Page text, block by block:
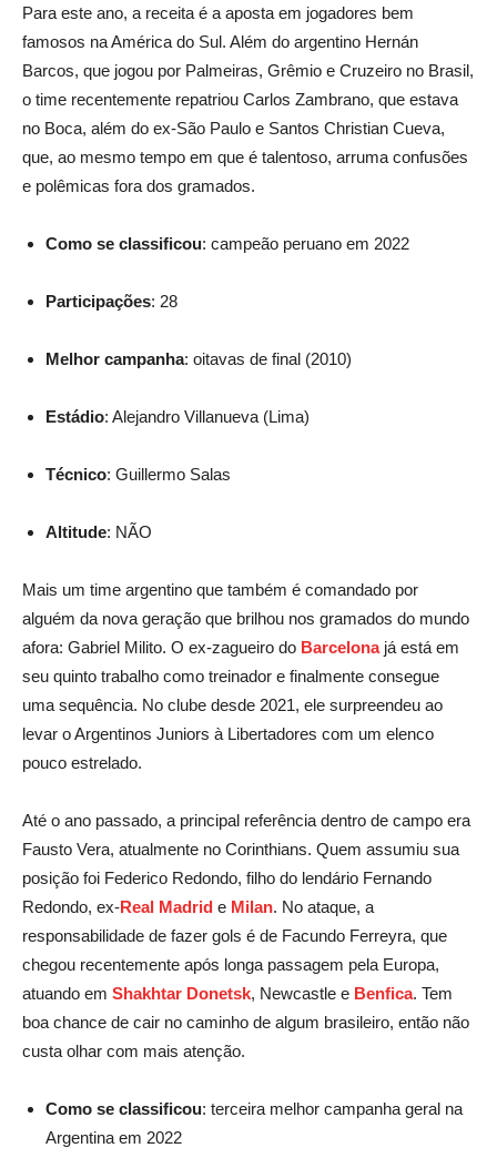
Para este ano, a receita é a aposta em jogadores bem
famosos na América do Sul. Além do argentino Hernán
Barcos, que jogou por Palmeiras, Grêmio e Cruzeiro no Brasil,
o time recentemente repatriou Carlos Zambrano, que estava
no Boca, além do ex-São Paulo e Santos Christian Cueva,
que, ao mesmo tempo em que é talentoso, arruma confusões
e polêmicas fora dos gramados.
Como se classificou: campeão peruano em 2022
Participações: 28
Melhor campanha: oitavas de final (2010)
Estádio: Alejandro Villanueva (Lima)
Técnico: Guillermo Salas
Altitude: NÃO
Mais um time argentino que também é comandado por
alguém da nova geração que brilhou nos gramados do mundo
afora: Gabriel Milito. O ex-zagueiro do Barcelonajá está em
seu quinto trabalho como treinador e finalmente consegue
uma sequência. No clube desde 2021, ele surpreendeu ao
levar o Argentinos Juniors à Libertadores com um elenco
pouco estrelado.
Até o ano passado, a principal referência dentro de campo era
Fausto Vera, atualmente no Corinthians. Quem assumiu sua
posição foi Federico Redondo, filho do lendário Fernando
Redondo, ex-Real Madrid e Milan. No ataque, a
responsabilidade de fazer gols é de Facundo Ferreyra, que
chegou recentemente após longa passagem pela Europa,
atuando em Shakhtar Donetsk, Newcastle e Benfica. Tem
boa chance de cair no caminho de algum brasileiro, então não
custa olhar com mais atenção.
Como se classificou: terceira melhor campanha geral na
Argentina em 2022